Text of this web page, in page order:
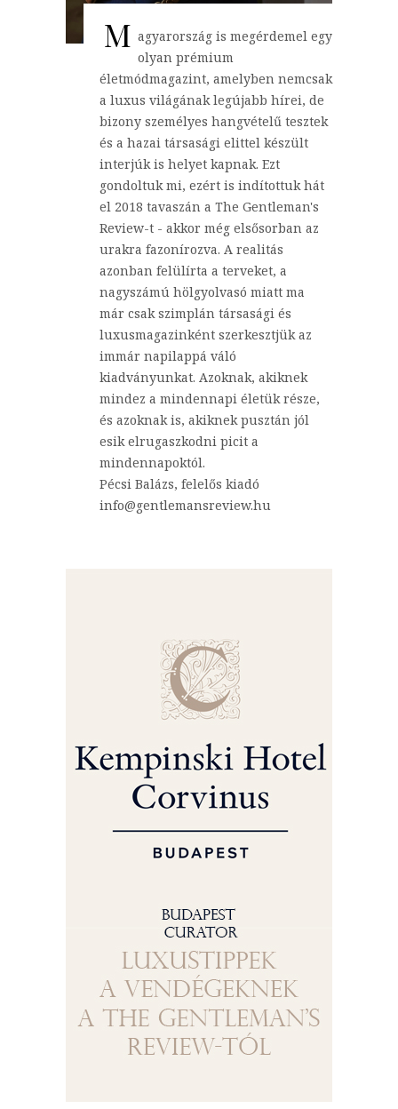
M agyarország is megérdemel egy
olyan prémium
életmódmagazint, amelyben nemcsak
a luxus világának legújabb hírei, de
bizony személyes hangvételű tesztek
és a hazai társasági elittel készült
interjúk is helyet kapnak. Ezt
gondoltuk mi, ezért is indítottuk hát
el 2018 tavaszán a The Gentleman's
Review-t - akkor még elsősorban az
urakra fazonírozva. A realitás
azonban felülírta a terveket, a
nagyszámú hölgyolvasó miatt ma
már csak szimplán társasági és
luxusmagazinként szerkesztjük az
immár napilappá váló
kiadványunkat. Azoknak, akiknek
mindez a mindennapi életük része,
és azoknak is, akiknek pusztán jól
esik elrugaszkodni picit a
mindennapoktól.
Pécsi Balázs, felelős kiadó
info@gentlemansreview.hu